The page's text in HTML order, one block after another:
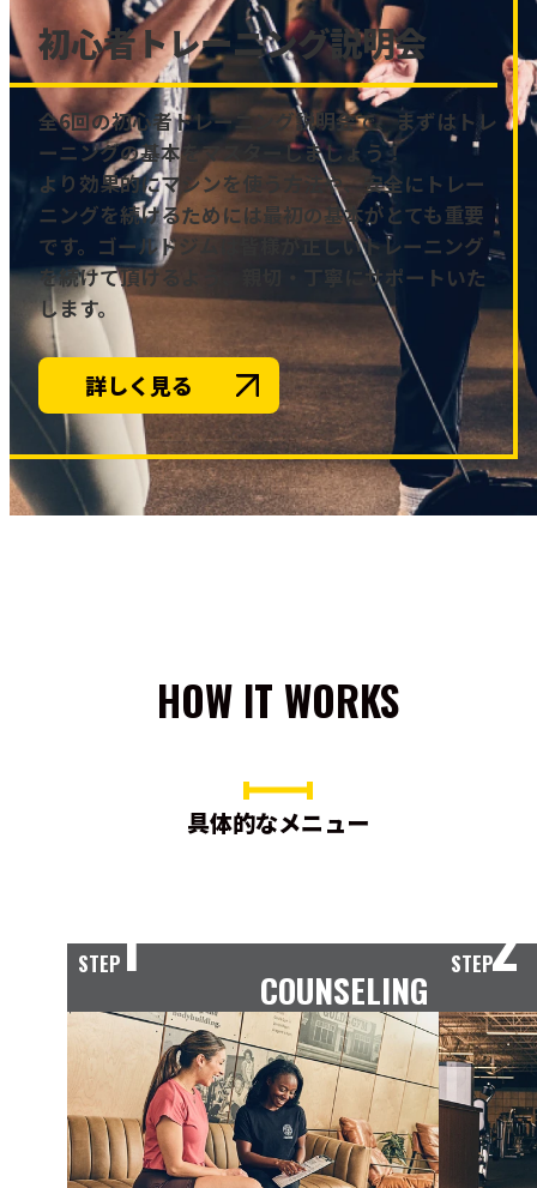
初心者トレーニング説明会
全6回の初心者トレーニング説明会で、まずはトレ
ーニングの基本をマスターしましょう！
より効果的にマシンを使う方法や、安全にトレー
ニングを続けるためには最初の基本がとても重要
です。ゴールドジムは皆様が正しいトレーニング
を続けて頂けるよう、親切・丁寧にサポートいた
します。
詳しく見る
HOW IT WORKS
具体的なメニュー
STEP1
COUNSELING
STEP2